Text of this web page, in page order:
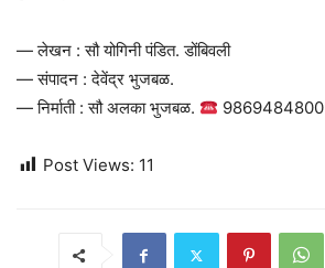
— लेखन : सौ योगिनी पंडित. डोंबिवली
— संपादन : देवेंद्र भुजबळ.
— निर्माती : सौ अलका भुजबळ.
9869484800
Post Views: 11